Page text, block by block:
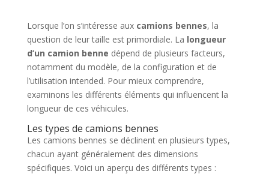
Lorsque l’on s’intéresse aux camions bennes, la
question de leur taille est primordiale. La longueur
d’un camion benne dépend de plusieurs facteurs,
notamment du modèle, de la configuration et de
l’utilisation intended. Pour mieux comprendre,
examinons les différents éléments qui influencent la
longueur de ces véhicules.
Les types de camions bennes
Les camions bennes se déclinent en plusieurs types,
chacun ayant généralement des dimensions
spécifiques. Voici un aperçu des différents types :